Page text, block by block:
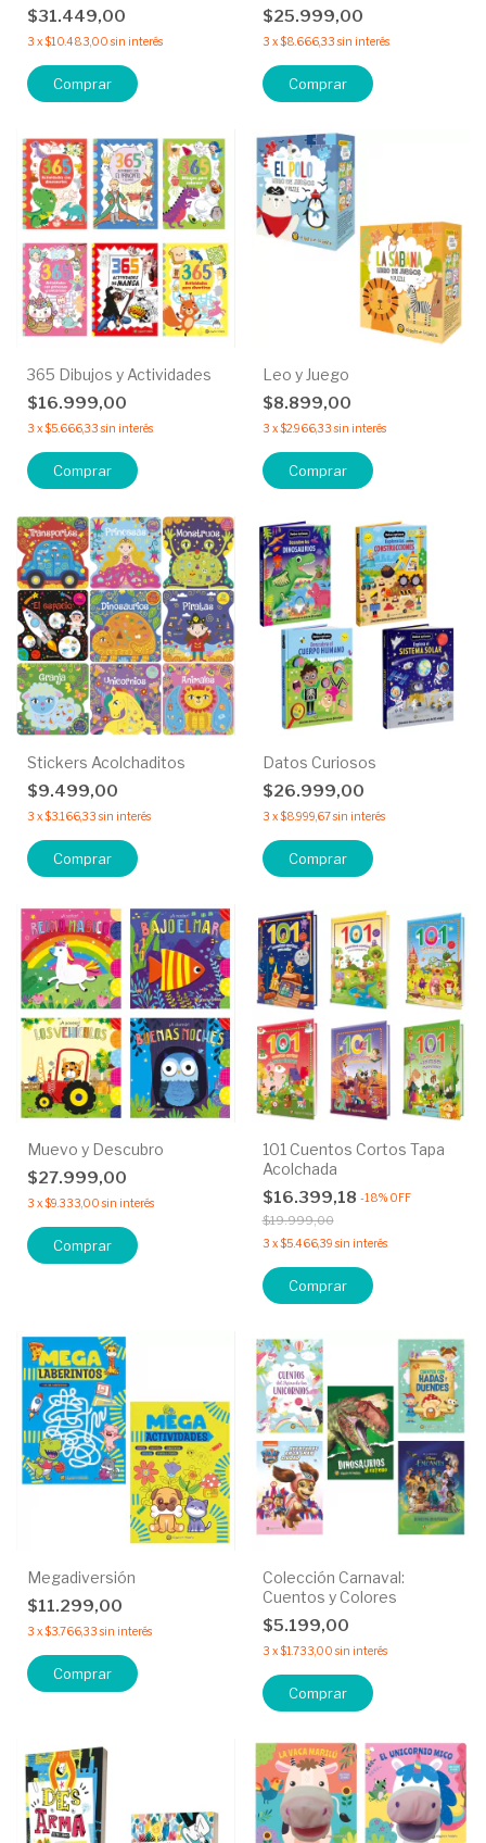
$31.449,00
3 x$10.483,00 sin interés
Comprar
$25.999,00
3 x$8.666,33 sin interés
Comprar
365 Dibujos y Actividades
$16.999,00
3 x$5.666,33 sin interés
Comprar
Leo y Juego
$8.899,00
3 x$2.966,33 sin interés
Comprar
Stickers Acolchaditos
$9.499,00
3 x$3.166,33 sin interés
Comprar
Datos Curiosos
$26.999,00
3 x$8.999,67sin interés
Comprar
Muevo y Descubro
$27.999,00
3 x$9.333,00 sin interés
Comprar
101 Cuentos Cortos Tapa
Acolchada
$16.399,18 -18% OFF
$19.999,00
3 x$5.466,39 sin interés
Comprar
Megadiversión
$11.299,00
3 x$3.766,33 sin interés
Comprar
Colección Carnaval:
Cuentos y Colores
$5.199,00
3 x$1.733,00 sin interés
Comprar